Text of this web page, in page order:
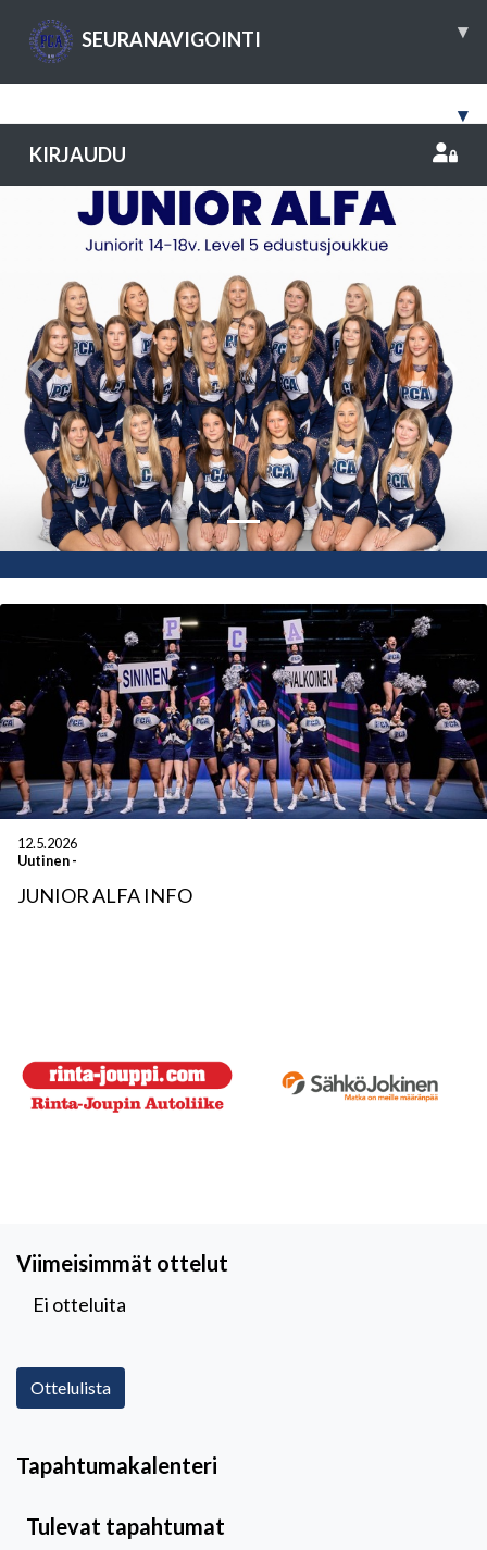
SEURANAVIGOINTI ▾
▾
KIRJAUDU
Previous
12.5.2026
Uutinen-
JUNIOR ALFA INFO
Viimeisimmät ottelut
Ei otteluita
Ottelulista
Tapahtumakalenteri
Tulevat tapahtumat